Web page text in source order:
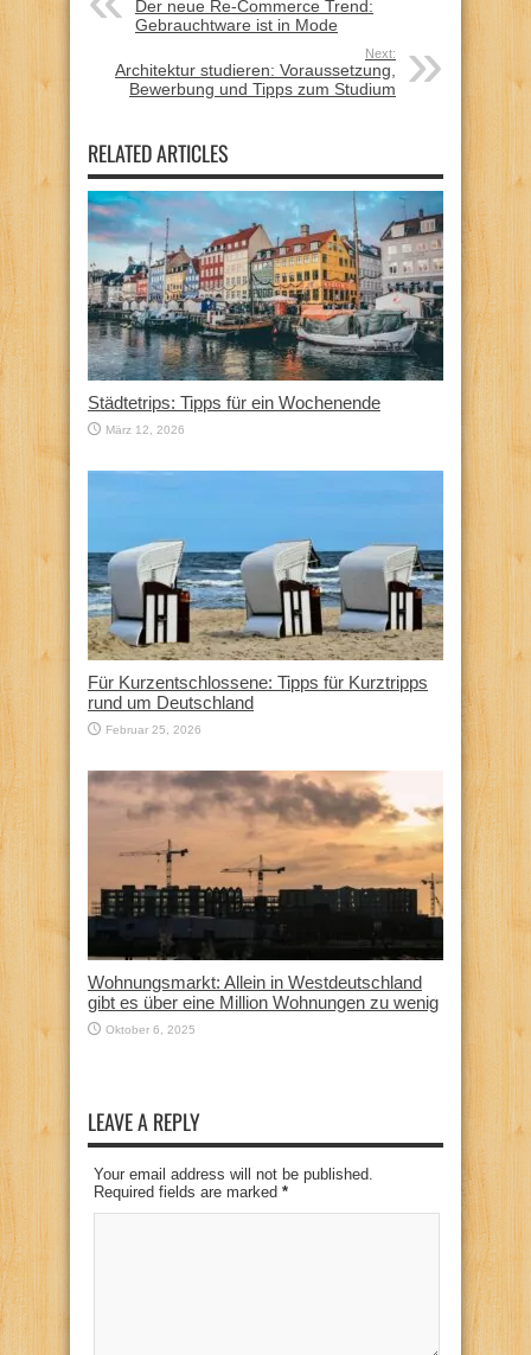
Der neue Re-Commerce Trend:
Gebrauchtware ist in Mode
Next:
Architektur studieren: Voraussetzung,
Bewerbung und Tipps zum Studium
RELATED ARTICLES
Städtetrips: Tipps für ein Wochenende
März 12, 2026
Für Kurzentschlossene: Tipps für Kurztripps
rund um Deutschland
Februar 25, 2026
Wohnungsmarkt: Allein in Westdeutschland
gibt es über eine Million Wohnungen zu wenig
Oktober 6, 2025
LEAVE A REPLY
Your email address will not be published.
Required fields are marked *